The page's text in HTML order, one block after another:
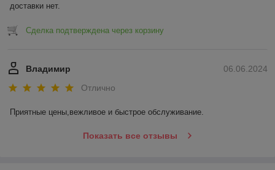
доставки нет.
Сделка подтверждена через корзину
06.06.2024
Владимир
Отлично
Приятные цены,вежливое и быстрое обслуживание.
Показать все отзывы